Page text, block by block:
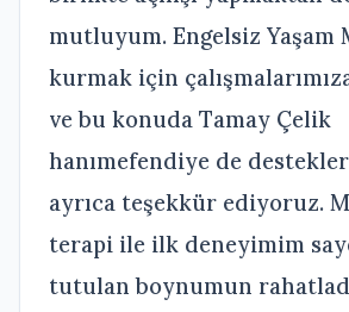
mutluyum. Engelsiz Yaşam
kurmak için
ve bu konuda Tamay Çelik
hanımefendiye de
ayrıca teşekkür ediyoruz.
terapi ile ilk deneyimim
tutulan boynumun